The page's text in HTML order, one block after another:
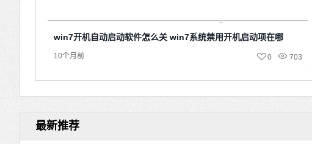
win7开机自动启动软件怎么关 win7系统禁用开机启动项在哪
10个月前 703
0
最新推荐